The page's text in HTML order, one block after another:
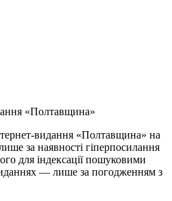
«Полтавщина»
видання «Полтавщина» на
за наявності гіперпосилання
для індексації пошуковими
— лише за погодженням з